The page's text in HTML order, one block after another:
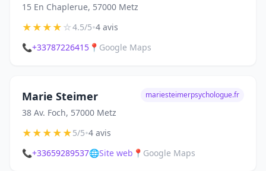
15 En Chaplerue, 57000 Metz
★★★★☆4.5/5•4 avis
📞+33787226415 📍 Google Maps
Marie Steimer
38 Av. Foch, 57000 Metz
mariesteimerpsychologue.fr
★★★★★5/5•4 avis
📞+33659289537🌐Site web 📍 Google Maps